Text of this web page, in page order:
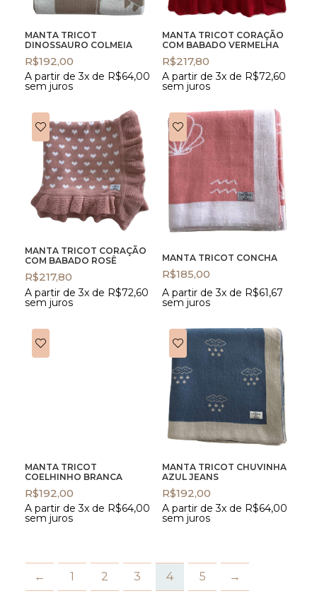
MANTA TRICOT
DINOSSAURO COLMEIA
R$192,00
A partir de 3x de R$64,00
sem juros
MANTA TRICOT CORAÇÃO
COM BABADO VERMELHA
R$217,80
A partir de 3x de R$72,60
sem juros
MANTA TRICOT CORAÇÃO
COM BABADO ROSÊ
R$217,80
A partir de 3x de R$72,60
sem juros
MANTA TRICOT CONCHA
R$185,00
A partir de 3x de R$61,67
sem juros
MANTA TRICOT
COELHINHO BRANCA
R$192,00
A partir de 3x de R$64,00
sem juros
MANTA TRICOT CHUVINHA
AZUL JEANS
R$192,00
A partir de 3x de R$64,00
sem juros
← 1 2 3 4 5 →